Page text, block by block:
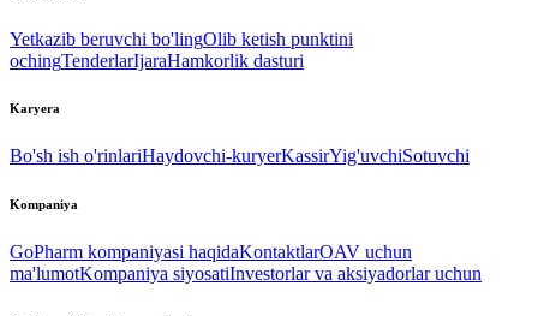
Yetkazib beruvchi bo'lingOlib ketish punktini
ochingTenderlarIjaraHamkorlik dasturi
Karyera
Bo'sh ish o'rinlariHaydovchi-kuryerKassirYig'uvchiSotuvchi
Kompaniya
GoPharm kompaniyasi haqidaKontaktlarOAV uchun
ma'lumotKompaniya siyosatiInvestorlar va aksiyadorlar uchun